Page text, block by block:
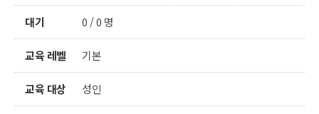
대기 0 / 0 명
교육 레벨 기본
교육 대상 성인